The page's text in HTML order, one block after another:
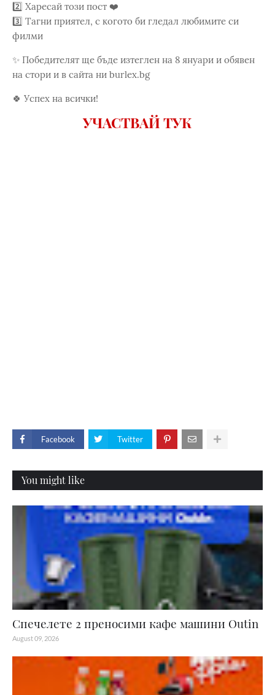
2️⃣ Харесай този пост ❤️
3️⃣ Тагни приятел, с когото би гледал любимите си
филми
✨ Победителят ще бъде изтеглен на 8 януари и обявен
на стори и в сайта ни burlex.bg
🍀 Успех на всички!
УЧАСТВАЙ ТУК
Facebook Twitter
You might like
Спечелете 2 преносими кафе машини Outin
August 09, 2026